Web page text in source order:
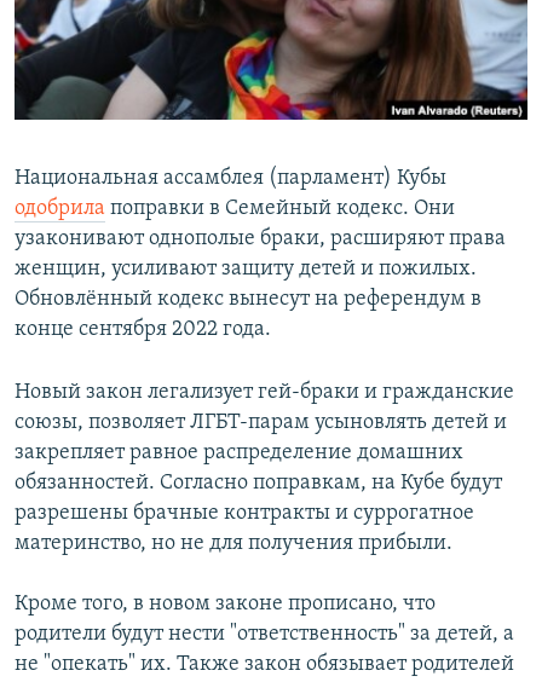
Հայերեն
English
Все сайты Радио Азатутюн
Национальная ассамблея (парламент) Кубы
одобрила поправки в Семейный кодекс. Они
узаконивают однополые браки, расширяют права
женщин, усиливают защиту детей и пожилых.
Обновлённый кодекс вынесут на референдум в
конце сентября 2022 года.
Новый закон легализует гей-браки и гражданские
союзы, позволяет ЛГБТ-парам усыновлять детей и
закрепляет равное распределение домашних
обязанностей. Согласно поправкам, на Кубе будут
разрешены брачные контракты и суррогатное
материнство, но не для получения прибыли.
Кроме того, в новом законе прописано, что
родители будут нести "ответственность" за детей, а
не "опекать" их. Также закон обязывает родителей